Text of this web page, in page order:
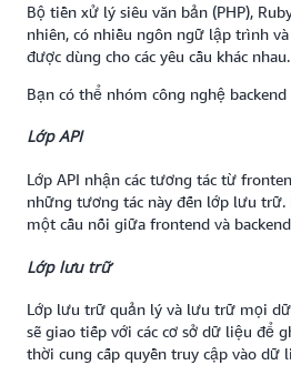
Bộ tiền xử lý siêu văn bản (PHP),
nhiên, có nhiều ngôn ngữ lập trình
được dùng cho các yêu cầu khác nhau.
Bạn có thể nhóm công nghệ
Lớp API
Lớp API nhận các tương tác từ
những tương tác này đến lớp lưu
một cầu nối giữa frontend và
Lớp lưu trữ
Lớp lưu trữ quản lý và lưu trữ mọi
sẽ giao tiếp với các cơ sở dữ liệu để
thời cung cấp quyền truy cập vào dữ